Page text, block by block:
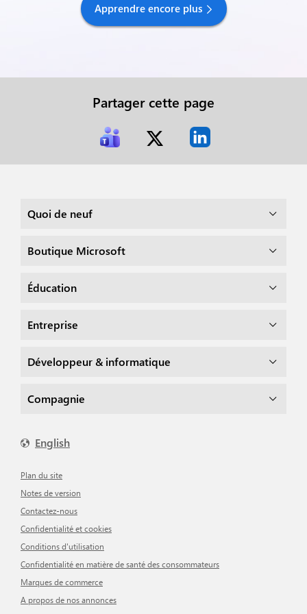
Apprendre encore plus
Partager cette page
Quoi de neuf
Boutique Microsoft
Éducation
Entreprise
Développeur & informatique
Compagnie
English
Plan du site
Notes de version
Contactez-nous
Confidentialité et cookies
Conditions d'utilisation
Confidentialité en matière de santé des consommateurs
Marques de commerce
A propos de nos annonces